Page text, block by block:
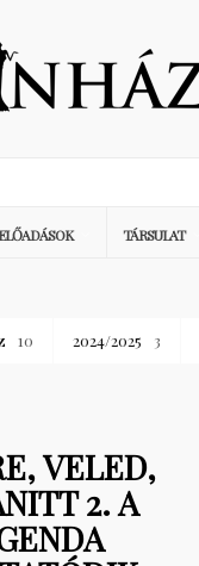
ELŐADÁSOK TÁRSULAT
10 2024/2025 3
VELED,
2. A